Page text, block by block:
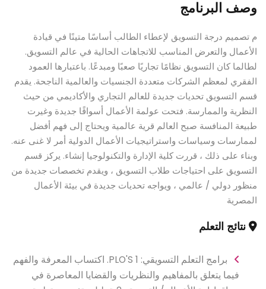
وصف البرنامج
م تصميم درجة التسويق لإعطاء الطالب أساسًا متينًا في قيادة
الأعمال والتعرض المناسب للاتجاهات الحالية في عالم التسويق.
لطالما كان التسويق نظامًا تجاريًا صعبًا ومبدعًا. باعتبارها العمود
الفقري لمعظم الشركات متعددة الجنسيات والعالمية الناجحة. يقدم
قسم التسويق تحديات جديدة للعالم التجاري والأكاديمي من حيث
النظرية والممارسة. فتحت عولمة الأعمال أسواقًا جديدة وغيرت
طبيعة المنافسة صبح العالم قرية عالمية ويحتاج إلى فهم أفضل
لممارسات وسياسات واستراتيجيات الأعمال الدولية أمر لا غنى عنه.
وبناء على ذلك ، قررت كلية الإدارة والتكنولوجيا إنشاء. يركز قسم
التسويق على احتياجات طلاب التسويق ، ويقدم تخصصات جديدة من
منظور دولي / عالمي ، ويواجه تحديات جديدة في بيئة الأعمال
المصرية
نتائج التعلم
برامج التعلم التسويقي: PLO'S 1. اكتساب المعرفة والفهم
فيما يتعلق بالمفاهيم والنظريات والقضايا المعاصرة في